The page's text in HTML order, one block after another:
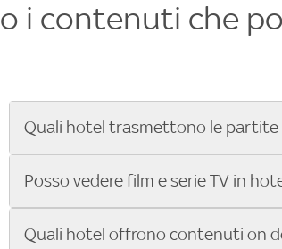
i contenuti che
Quali hotel trasmettono le partite
Se cerchi un hotel dove poter vedere
che trasmette gli eventi sportivi.
Posso vedere film e serie TV in
Sì, gli hotel che hanno Sky in camera
Quali hotel offrono contenuti on